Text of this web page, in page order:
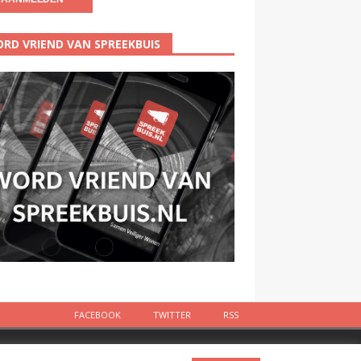
VRIEND VAN SPREEKBUIS
FACEBOOK TWITTER RSS